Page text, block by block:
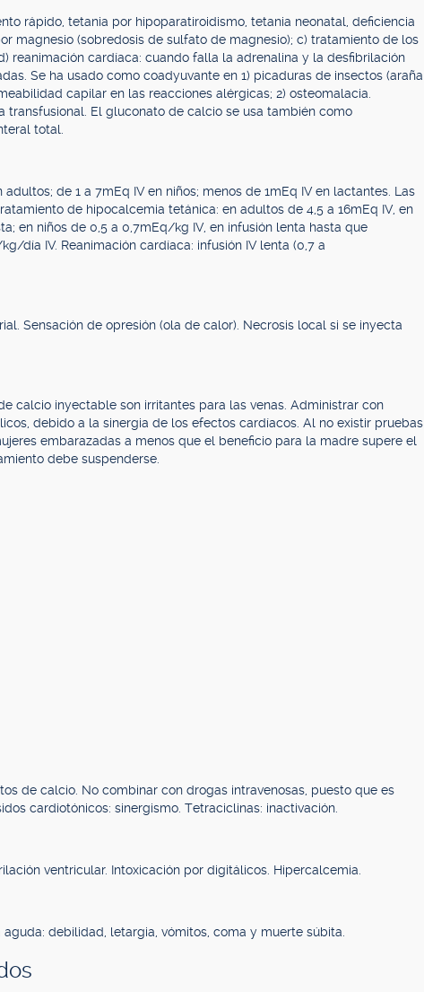
rápido, tetania por hipoparatiroidismo, tetania neonatal, deficiencia
magnesio (sobredosis de sulfato de magnesio); c) tratamiento de los
reanimación cardíaca: cuando falla la adrenalina y la desfibrilación
Se ha usado como coadyuvante en 1) picaduras de insectos (araña
capilar en las reacciones alérgicas; 2) osteomalacia.
transfusional. El gluconato de calcio se usa también como
total.
de 1 a 7mEq IV en niños; menos de 1mEq IV en lactantes. Las
de hipocalcemia tetánica: en adultos de 4,5 a 16mEq IV, en
en niños de 0,5 a 0,7mEq/kg IV, en infusión lenta hasta que
día IV. Reanimación cardíaca: infusión IV lenta (0,7 a
Sensación de opresión (ola de calor). Necrosis local si se inyecta
calcio inyectable son irritantes para las venas. Administrar con
debido a la sinergia de los efectos cardíacos. Al no existir pruebas
embarazadas a menos que el beneficio para la madre supere el
debe suspenderse.
de calcio. No combinar con drogas intravenosas, puesto que es
cardiotónicos: sinergismo. Tetraciclinas: inactivación.
ventricular. Intoxicación por digitálicos. Hipercalcemia.
debilidad, letargia, vómitos, coma y muerte súbita.